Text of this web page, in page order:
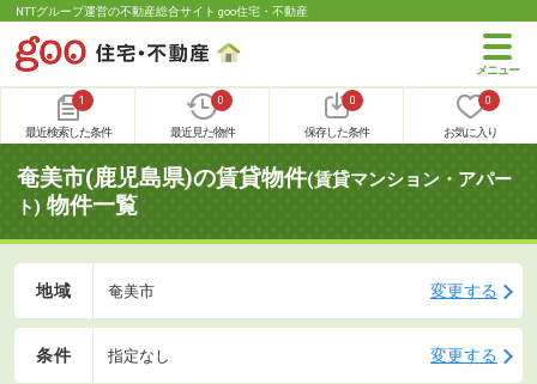
NTTグループ運営の不動産総合サイト goo住宅・不動産
1
最近検索した条件
0
最近見た物件
0
保存した条件
0
お気に入り
奄美市(鹿児島県)の賃貸物件(賃貸マンション・アパー
ト) 物件一覧
地域 奄美市 変更する
条件 指定なし 変更する